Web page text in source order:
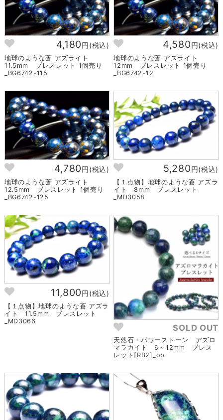
4,180円(税込)
地球のような蒼 アズライト
11.5mm ブレスレット 1個売り
_BG6742-115
4,580円(税込)
地球のような蒼 アズライト
12mm ブレスレット 1個売り
_BG6742-12
4,780円(税込)
地球のような蒼 アズライト
12.5mm ブレスレット 1個売り
_BG6742-125
5,280円(税込)
【１点物】地球のような蒼 アズラ
イト 8mm ブレスレット
_MD3058
11,800円(税込)
【１点物】地球のような蒼 アズラ
イト 11.5mm ブレスレット
_MD3066
SOLD OUT
天然石・パワーストーン アズロ
マラカイト 6～12mm ブレス
レット[RB2]_op